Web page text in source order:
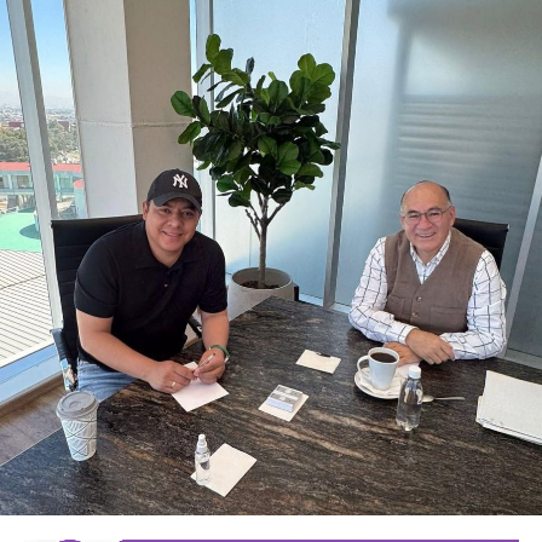
seguridad previstas en la legislación estatal.
La diputada Brisseire Sánchez López, explicó que
mantener las luces encendidas permite incrementar
la visibilidad de las motocicletas ante otros usuarios
de la vía
, debido a que por sus dimensiones pueden ser
menos perceptibles que otros vehículos, particularmente
durante determinadas condiciones de circulación.
Señaló que esta medida se encuentra contemplada dentro
de estándares internacionales de seguridad vial, entre
ellos los establecidos en laConvención de Viena sobre
la Circulación Vial, de la que México forma parte, y tiene
como finalidad reducir los factores de riesgo asociados
con la circu lación de motocicletas.